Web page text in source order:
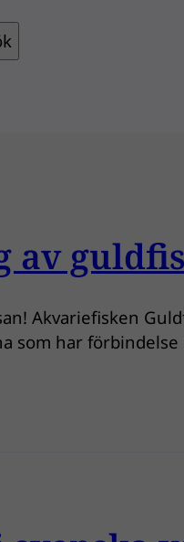
av
Akvariefisken
som har